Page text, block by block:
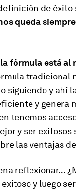
de éxito
queda
fórmula está al
tradicional
siguiendo y ahí
y genera
tenemos
y ser exitosos
las ventajas
reflexionar…
y luego